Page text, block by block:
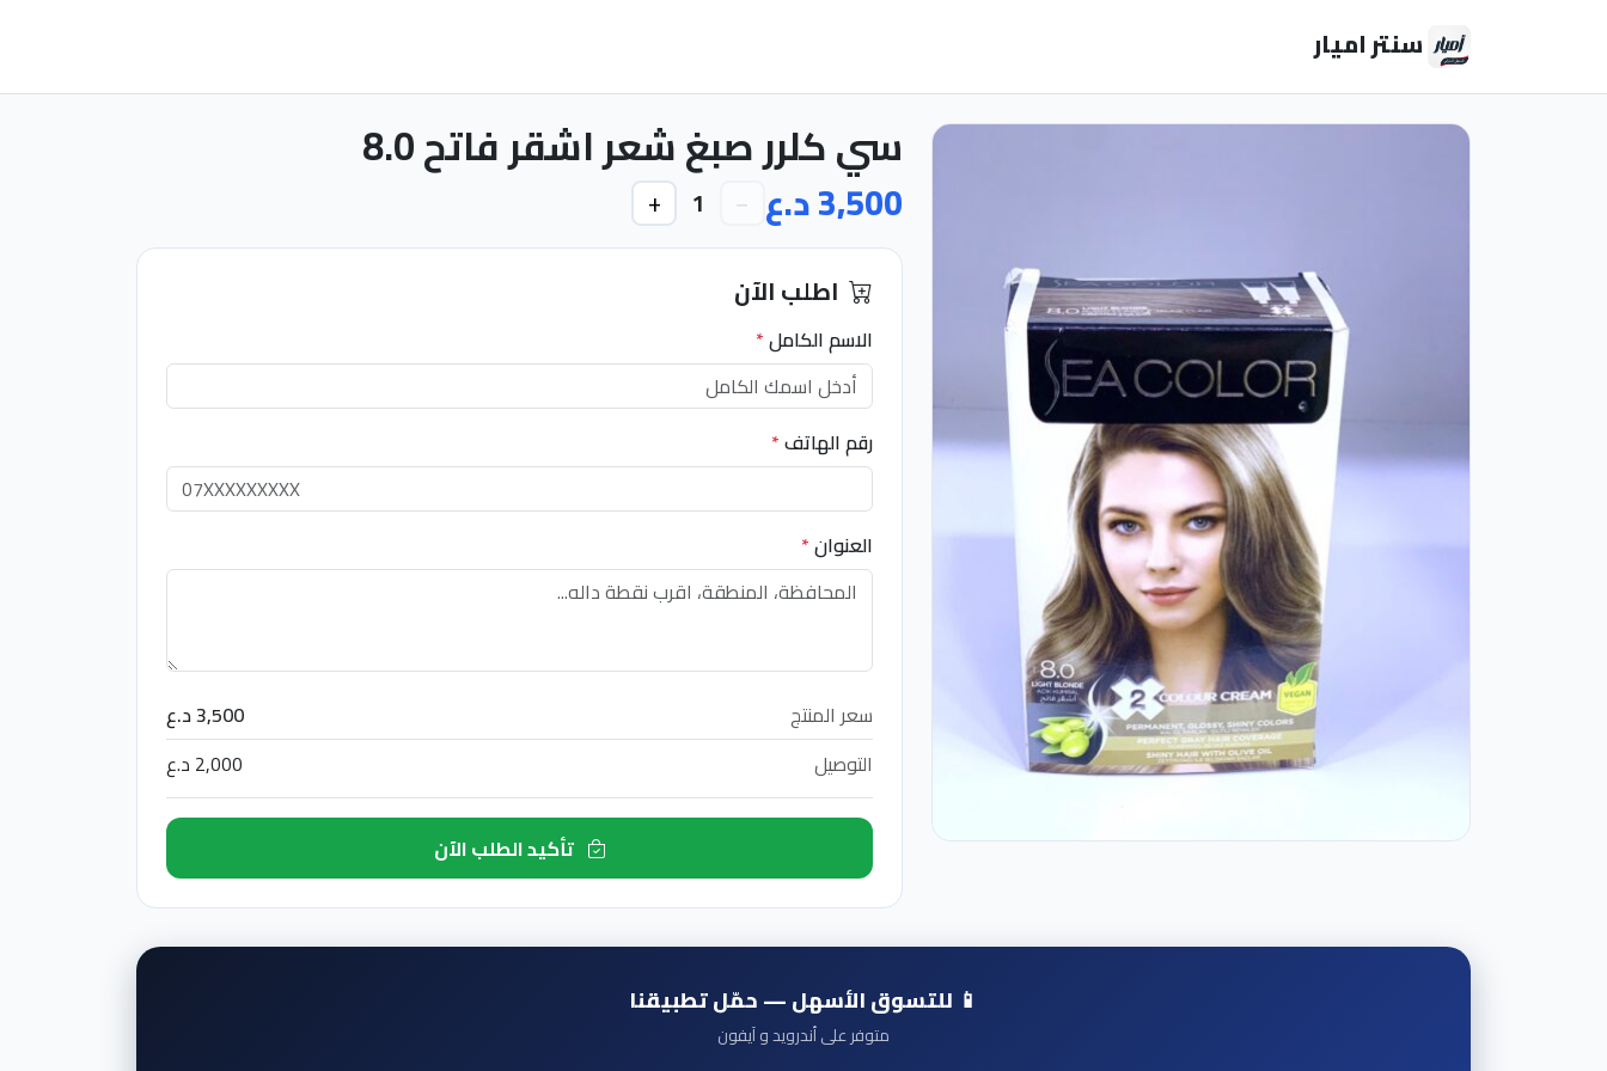
سنتر اميار
سي كلرر صبغ شعر اشقر فاتح 8.0
3,500 د.ع −
1
+
اطلب الآن
الاسم الكامل*
رقم الهاتف*
العنوان*
سعر المنتج
3,500 د.ع
التوصيل
2,000 د.ع
تأكيد الطلب الآن
📱 للتسوق الأسهل — حمّل تطبيقنا
متوفر على أندرويد و آيفون